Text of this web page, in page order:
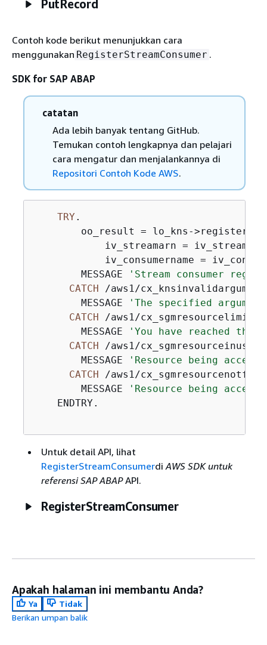
PutRecord
Contoh kode berikut menunjukkan cara
menggunakan RegisterStreamConsumer .
SDK for SAP ABAP
catatan
Ada lebih banyak tentang GitHub.
Temukan contoh lengkapnya dan pelajari
cara mengatur dan menjalankannya di
Repositori Contoh Kode AWS.
TRY .
oo_result = lo_kns-
iv_streamarn =
iv_consumername =
        MESSAGE
'Stream consumer
CATCH /aws1/
        MESSAGE
'The specified
CATCH /aws1/
        MESSAGE
'You have reached
CATCH /aws1/cx_sgmresourceinuse.
        MESSAGE
'Resource being
CATCH /aws1/
        MESSAGE
'Resource being
    ENDTRY.
Untuk detail API, lihat
RegisterStreamConsumerdiAWS SDK untuk
referensi SAP ABAPAPI.
RegisterStreamConsumer
Apakah halaman ini membantu Anda?
Ya
Tidak
Berikan umpan balik